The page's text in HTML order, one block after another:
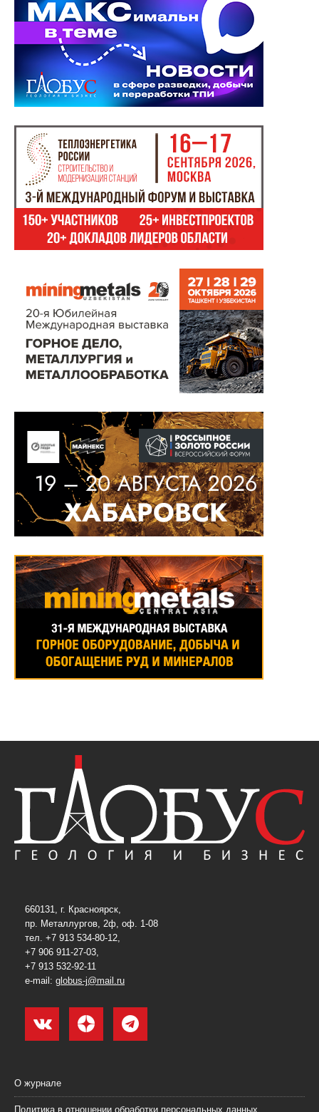
660131, г. Красноярск,
пр. Металлургов, 2ф, оф. 1-08
тел. +7 913 534-80-12,
+7 906 911-27-03,
+7 913 532-92-11
e-mail: globus-j@mail.ru
О журнале
Политика в отношении обработки персональных данных